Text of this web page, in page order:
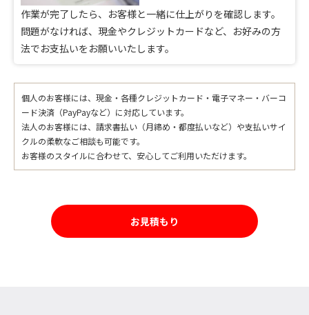
作業が完了したら、お客様と一緒に仕上がりを確認します。
問題がなければ、現金やクレジットカードなど、お好みの方
法でお支払いをお願いいたします。
個人のお客様には、現金・各種クレジットカード・電子マネー・バーコ
ード決済（PayPayなど）に対応しています。
法人のお客様には、請求書払い（月締め・都度払いなど）や支払いサイ
クルの柔軟なご相談も可能です。
お客様のスタイルに合わせて、安心してご利用いただけます。
お見積もり